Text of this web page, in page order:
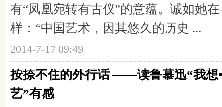
有“凤凰宛转有古仪”的意蕴。诚如她
样：“中国艺术，因其悠久的历史 ...
2014-7-17 09:49
按捺不住的外行话 ——读鲁慕迅“我想
艺”有感